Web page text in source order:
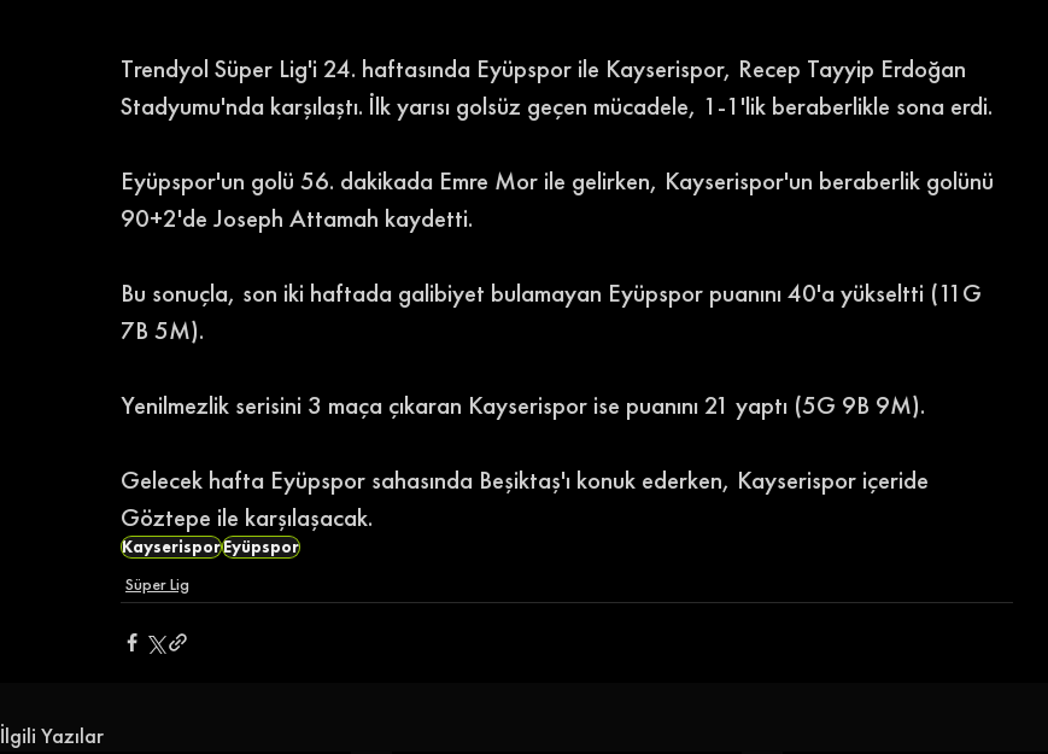
Trendyol Süper Lig'i 24. haftasında Eyüpspor ile Kayserispor, Recep Tayyip Erdoğan
Stadyumu'nda karşılaştı. İlk yarısı golsüz geçen mücadele, 1-1'lik beraberlikle sona erdi.
Eyüpspor'un golü 56. dakikada Emre Mor ile gelirken, Kayserispor'un beraberlik golünü
90+2'de Joseph Attamah kaydetti.
Bu sonuçla, son iki haftada galibiyet bulamayan Eyüpspor puanını 40'a yükseltti (11G
7B 5M).
Yenilmezlik serisini 3 maça çıkaran Kayserispor ise puanını 21 yaptı (5G 9B 9M).
Gelecek hafta Eyüpspor sahasında Beşiktaş'ı konuk ederken, Kayserispor içeride
Göztepe ile karşılaşacak.
KayserisporEyüpspor
Süper Lig
İlgili Yazılar